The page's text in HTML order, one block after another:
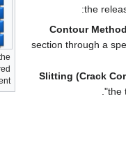
the
Contour Method
section through a
Slitting (Crack
the